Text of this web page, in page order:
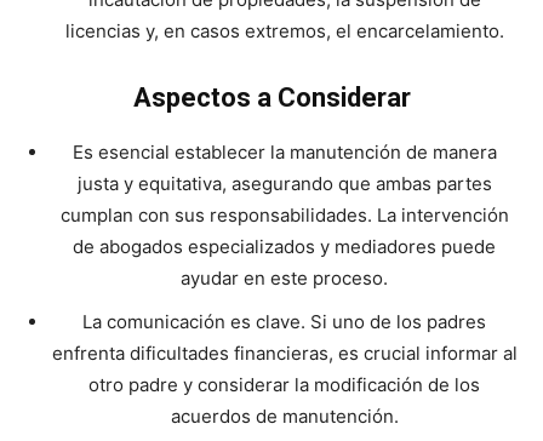
licencias y, en casos extremos, el encarcelamiento.
Aspectos a Considerar
Es esencial establecer la manutención de manera
justa y equitativa, asegurando que ambas partes
cumplan con sus responsabilidades. La intervención
de abogados especializados y mediadores puede
ayudar en este proceso.
La comunicación es clave. Si uno de los padres
enfrenta dificultades financieras, es crucial informar al
otro padre y considerar la modificación de los
acuerdos de manutención.